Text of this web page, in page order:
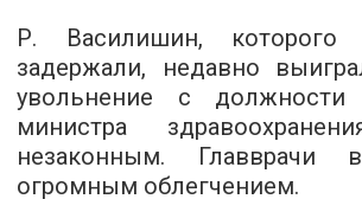
Р. Василишин, которого
задержали, недавно
увольнение с должности
министра
незаконным. Главврачи
огромным облегчением.